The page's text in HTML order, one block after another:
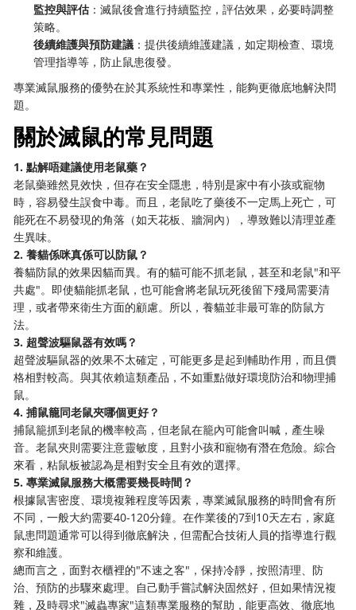
監控與評估 ：滅鼠後會進行持續監控，評估效果，必要時調整
策略。
後續維護與預防建議 ：提供後續維護建議，如定期檢查、環境
管理指導等，防止鼠患復發。
專業滅鼠服務的優勢在於其系統性和專業性，能夠更徹底地解決問
題。
關於滅鼠的常見問題
1. 點解唔建議使用老鼠藥？
老鼠藥雖然見效快，但存在安全隱患，特別是家中有小孩或寵物
時，容易發生誤食中毒。而且，老鼠吃了藥後不一定馬上死亡，可
能死在不易發現的角落（如天花板、牆洞內），導致難以清理並產
生異味。
2. 養貓係咪真係可以防鼠？
養貓防鼠的效果因貓而異。有的貓可能不抓老鼠，甚至和老鼠"和平
共處"。即使貓能抓老鼠，也可能會將老鼠玩死後留下殘局需要清
理，或者帶來衛生方面的顧慮。所以，養貓並非最可靠的防鼠方
法。
3. 超聲波驅鼠器有效嗎？
超聲波驅鼠器的效果不太確定，可能更多是起到輔助作用，而且價
格相對較高。與其依賴這類產品，不如重點做好環境防治和物理捕
鼠。
4. 捕鼠籠同老鼠夾哪個更好？
捕鼠籠抓到老鼠的機率較高，但老鼠在籠內可能會叫喊，產生噪
音。老鼠夾則需要注意靈敏度，且對小孩和寵物有潛在危險。綜合
來看，粘鼠板被認為是相對安全且有效的選擇。
5. 專業滅鼠服務大概需要幾長時間？
根據鼠害密度、環境複雜程度等因素，專業滅鼠服務的時間會有所
不同，一般大約需要40-120分鐘。在作業後的7到10天左右，家庭
鼠患問題通常可以得到徹底解決，但需配合技術人員的指導進行觀
察和維護。
總而言之，面對衣櫃裡的"不速之客"，保持冷靜，按照清理、防
治、預防的步驟來處理。自己動手嘗試解決固然好，但如果情況複
雜，及時尋求"滅蟲專家"這類專業服務的幫助，能更高效、徹底地